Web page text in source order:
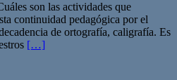
son las actividades que
continuidad pedagógica por el
de ortografía, caligrafía. Es
[…]